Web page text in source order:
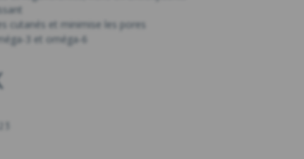
cutanés et minimise les pores
3 et oméga-6